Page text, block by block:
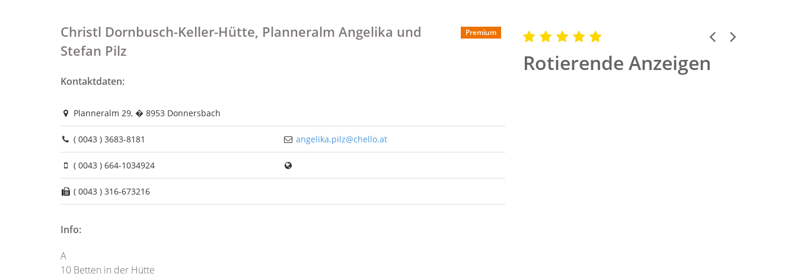
Christl Dornbusch-Keller-Hütte, Planneralm Angelika und
Stefan Pilz
Premium
Kontaktdaten:
Planneralm 29, � 8953 Donnersbach
( 0043 ) 3683-8181 angelika.pilz@chello.at
( 0043 ) 664-1034924
( 0043 ) 316-673216
Info:
A
10 Betten in der Hütte
Rotierende Anzeigen
Previous
Next